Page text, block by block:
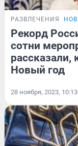
РАЗВЛЕЧЕНИЯ
Рекорд
сотни
рассказали,
Новый год
28 ноября, 2023, 10:13